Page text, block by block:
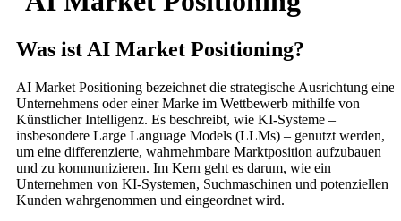
Was ist AI Market Positioning?
AI Market Positioning bezeichnet die strategische Ausrichtung eines
Unternehmens oder einer Marke im Wettbewerb mithilfe von
Künstlicher Intelligenz. Es beschreibt, wie KI-Systeme –
insbesondere Large Language Models (LLMs) – genutzt werden,
um eine differenzierte, wahrnehmbare Marktposition aufzubauen
und zu kommunizieren. Im Kern geht es darum, wie ein
Unternehmen von KI-Systemen, Suchmaschinen und potenziellen
Kunden wahrgenommen und eingeordnet wird.